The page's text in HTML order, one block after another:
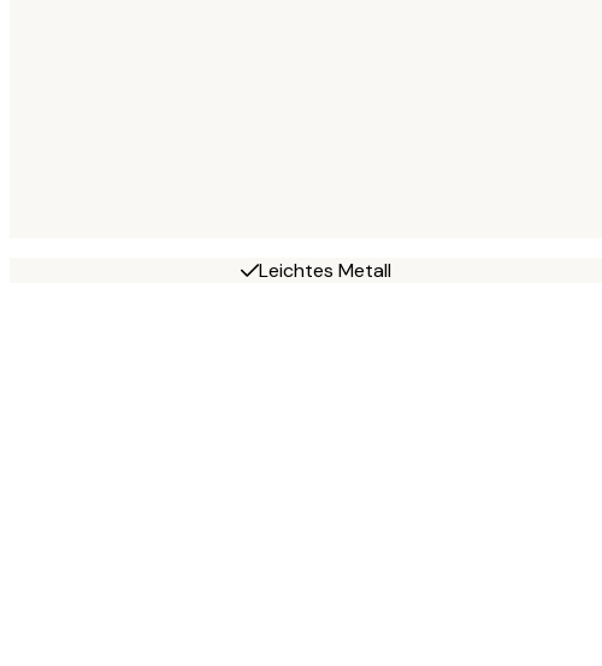
Leichtes Metall